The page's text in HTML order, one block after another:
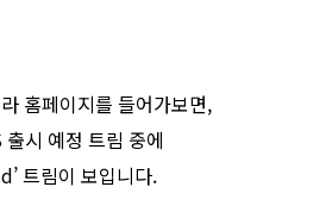
홈페이지를 들어가보면,
출시 예정 트림 중에
트림이 보입니다.